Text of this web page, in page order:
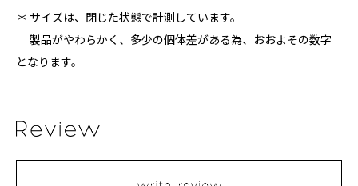
＊ サイズは、閉じた状態で計測しています。
製品がやわらかく、多少の個体差がある為、おおよその数字
となります。